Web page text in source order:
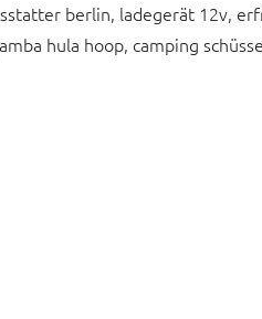
berlin, ladegerät 12v,
hula hoop, camping